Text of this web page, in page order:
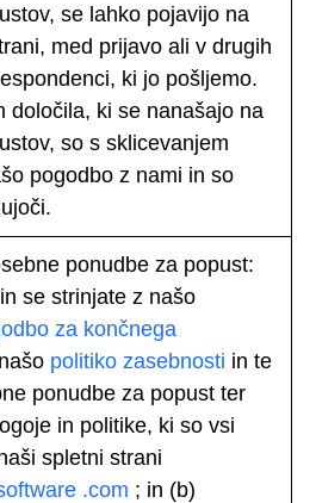
se lahko pojavijo na
med prijavo ali v drugih
ki jo pošljemo.
določila, ki se nanašajo na
so s sklicevanjem
pogodbo z nami in so
ponudbe za popust:
se strinjate z našo
za končnega
politiko zasebnosti in te
ponudbe za popust ter
in politike, ki so vsi
spletni strani
.com ; in (b)